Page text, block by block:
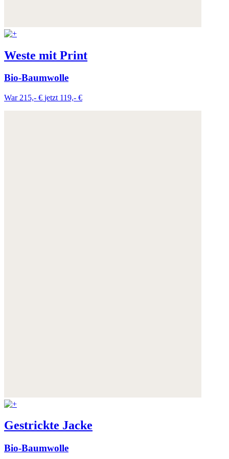
Weste mit Print
Bio-Baumwolle
War 215,- € jetzt 119,- €
Gestrickte Jacke
Bio-Baumwolle